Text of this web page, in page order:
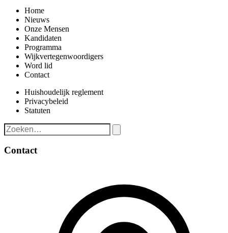
Home
Nieuws
Onze Mensen
Kandidaten
Programma
Wijkvertegenwoordigers
Word lid
Contact
Huishoudelijk reglement
Privacybeleid
Statuten
Contact